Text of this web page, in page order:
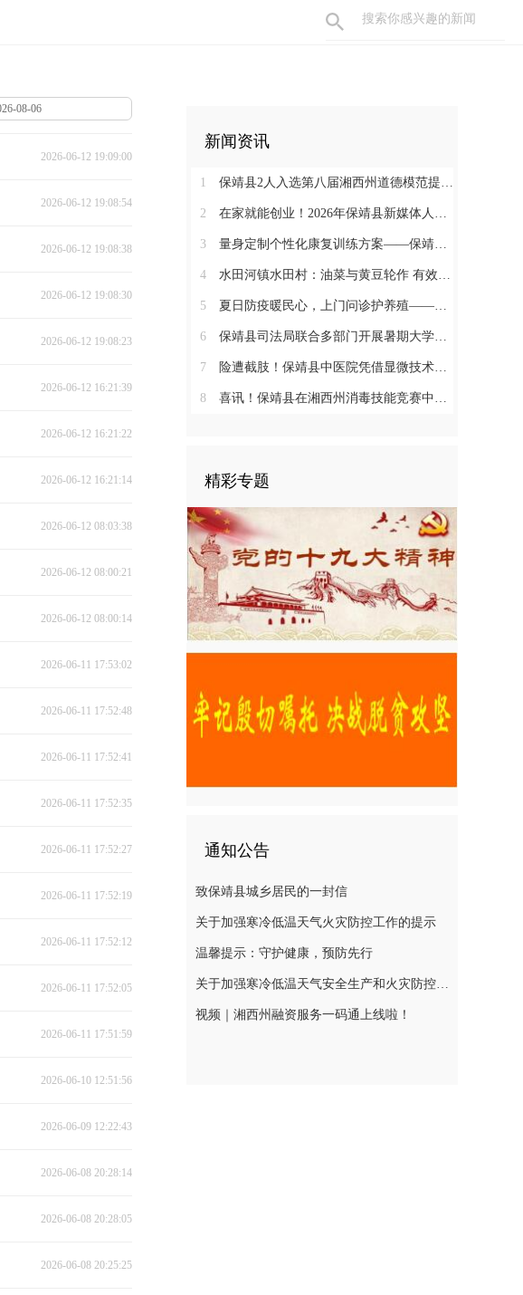
2026-06-12 19:09:00
2026-06-12 19:08:54
2026-06-12 19:08:38
2026-06-12 19:08:30
2026-06-12 19:08:23
2026-06-12 16:21:39
2026-06-12 16:21:22
2026-06-12 16:21:14
2026-06-12 08:03:38
2026-06-12 08:00:21
2026-06-12 08:00:14
2026-06-11 17:53:02
2026-06-11 17:52:48
2026-06-11 17:52:41
2026-06-11 17:52:35
2026-06-11 17:52:27
2026-06-11 17:52:19
2026-06-11 17:52:12
2026-06-11 17:52:05
2026-06-11 17:51:59
2026-06-10 12:51:56
2026-06-09 12:22:43
2026-06-08 20:28:14
2026-06-08 20:28:05
2026-06-08 20:25:25
新闻资讯
1 保靖县2人入选第八届湘西州道德模范提名奖
2 在家就能创业！2026年保靖县新媒体人才技能培训开启 助力家乡好物出圈
3 量身定制个性化康复训练方案——保靖县人民医院助力发育迟缓患儿顺利入托
4 水田河镇水田村：油菜与黄豆轮作 有效助农增收
5 夏日防疫暖民心，上门问诊护养殖——保靖县葫芦镇开展畜禽防疫服务
6 保靖县司法局联合多部门开展暑期大学生志愿者送法护童活动
7 险遭截肢！保靖县中医院凭借显微技术攻坚克难，为重度右手毁损伤患者保全手部核心功能
8 喜讯！保靖县在湘西州消毒技能竞赛中获佳绩
精彩专题
通知公告
致保靖县城乡居民的一封信
关于加强寒冷低温天气火灾防控工作的提示
温馨提示：守护健康，预防先行
关于加强寒冷低温天气安全生产和火灾防控工作的提示
视频｜湘西州融资服务一码通上线啦！